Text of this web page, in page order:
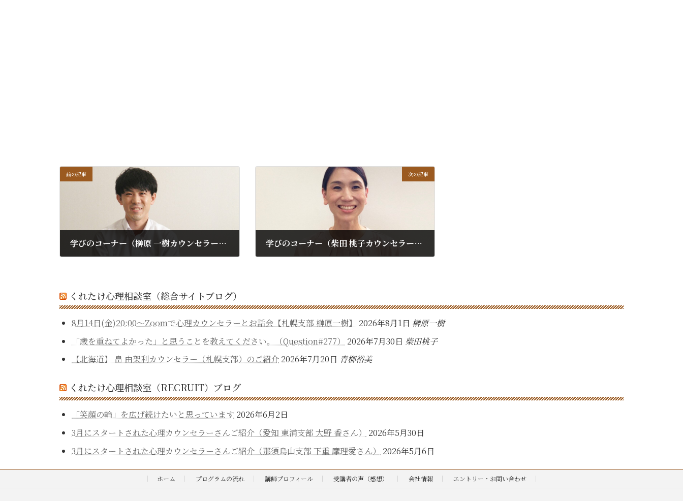
前の記事
学びのコーナー（榊原 一樹カウンセラー）更新しました
次の記事
学びのコーナー（柴田 桃子カウンセラー）更新しました
くれたけ心理相談室（総合サイトブログ）
8月14日(金)20:00～Zoomで心理カウンセラーとお話会【札幌支部 榊原一樹】 2026年8月1日 榊原一樹
「歳を重ねてよかった」と思うことを教えてください。（Question#277）
2026年7月30日 柴田桃子
【北海道】 畠 由架利カウンセラー（札幌支部）のご紹介 2026年7月20日 青柳裕美
くれたけ心理相談室（RECRUIT）ブログ
「笑顔の輪」を広げ続けたいと思っています 2026年6月2日
3月にスタートされた心理カウンセラーさんご紹介（愛知 東浦支部 大野 香さん）
2026年5月30日
3月にスタートされた心理カウンセラーさんご紹介（那須烏山支部 下重 摩理愛さん）
2026年5月6日
ホーム プログラムの流れ 講師プロフィール 受講者の声（感想） 会社情報 エントリー・お問い合わせ